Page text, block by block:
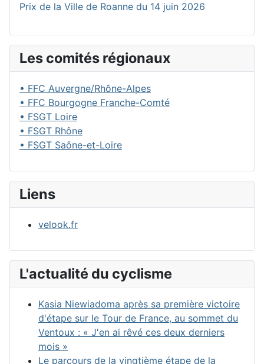
Prix de la Ville de Roanne du 14 juin 2026
Les comités régionaux
• FFC Auvergne/Rhône-Alpes
• FFC Bourgogne Franche-Comté
• FSGT Loire
• FSGT Rhône
• FSGT Saône-et-Loire
Liens
velook.fr
L'actualité du cyclisme
Kasia Niewiadoma après sa première victoire
d'étape sur le Tour de France, au sommet du
Ventoux : « J'en ai rêvé ces deux derniers
mois »
Le parcours de la vingtième étape de la